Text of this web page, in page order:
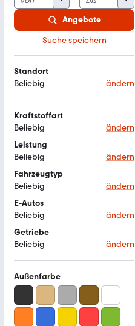
Angebote
Suche speichern
Standort
Beliebig
ändern
Kraftstoffart
Beliebig
ändern
Leistung
Beliebig
ändern
Fahrzeugtyp
Beliebig
ändern
E-Autos
Beliebig
ändern
Getriebe
Beliebig
ändern
Außenfarbe